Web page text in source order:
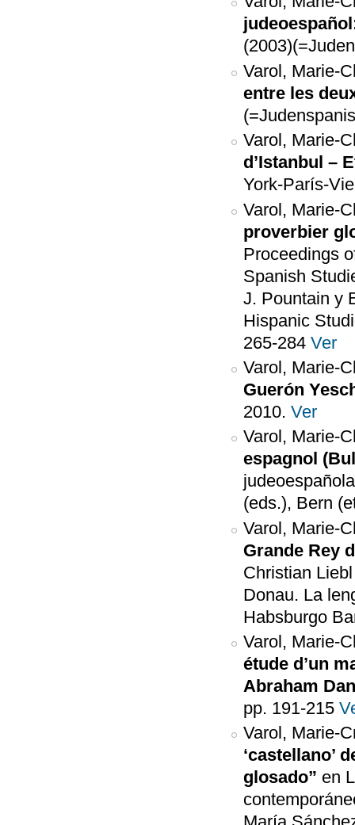
Varol, Marie-
entre les
Varol, Marie-
d’Istanbul –
York-París-
Varol, Marie-
proverbier
Proceedings
Spanish
J. Pountain y
Hispanic
265-284 Ver
Varol, Marie-
Guerón
2010. Ver
Varol, Marie-
espagnol
(eds.), Bern
Varol, Marie-
Grande Rey
Christian
Donau. La
Habsburgo
Varol, Marie-
étude d’un
Abraham
pp. 191-215
Varol, Marie-
‘castellano’
glosado” en